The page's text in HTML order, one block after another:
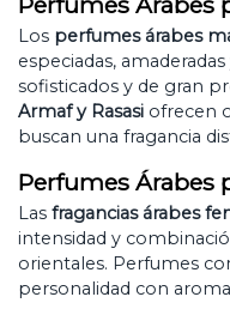
Los perfumes árabes
especiadas,
sofisticados y de gran
Armaf y Rasasi ofrecen
buscan una fragancia
Perfumes Árabes
Las fragancias árabes
intensidad y
orientales. Perfumes
personalidad con